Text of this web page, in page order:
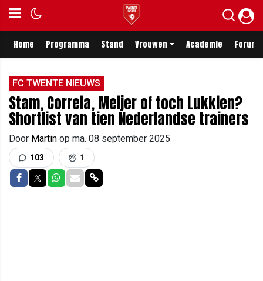
Home Programma Stand Vrouwen Academie Forum
FC TWENTE NIEUWS
Stam, Correia, Meijer of toch Lukkien?
Shortlist van tien Nederlandse trainers
Door Martin op ma. 08 september 2025
103 1
Delen op Facebook
Delen op Twitter
Delen op Whatsapp
Delen via Mail
Delen via link